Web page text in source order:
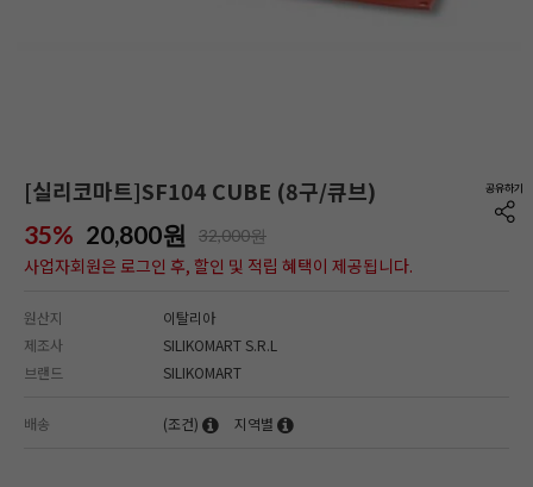
[실리코마트]SF104 CUBE (8구/큐브)
35% 20,800원 32,000원
사업자회원은 로그인 후, 할인 및 적립 혜택이 제공됩니다.
원산지
이탈리아
제조사
SILIKOMART S.R.L
브랜드
SILIKOMART
배송 (조건) 지역별